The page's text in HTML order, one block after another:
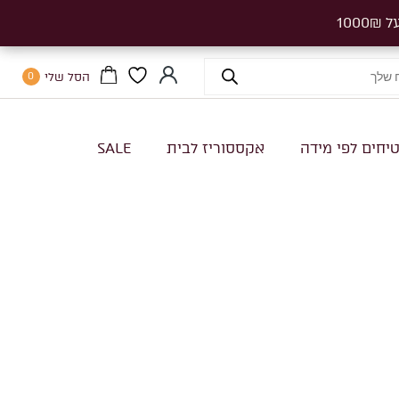
הסל שלי 0
לפי מידה אקססוריז לבית SALE